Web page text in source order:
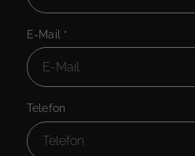
E-Mail *
Telefon